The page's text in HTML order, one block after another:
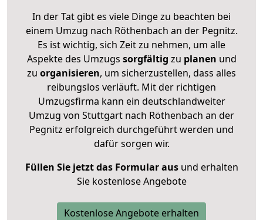
In der Tat gibt es viele Dinge zu beachten bei
einem Umzug nach Röthenbach an der Pegnitz.
Es ist wichtig, sich Zeit zu nehmen, um alle
Aspekte des Umzugs sorgfältig zu planen und
zu organisieren, um sicherzustellen, dass alles
reibungslos verläuft. Mit der richtigen
Umzugsfirma kann ein deutschlandweiter
Umzug von Stuttgart nach Röthenbach an der
Pegnitz erfolgreich durchgeführt werden und
dafür sorgen wir.
Füllen Sie jetzt das Formular ausund erhalten
Sie kostenlose Angebote
Kostenlose Angebote erhalten